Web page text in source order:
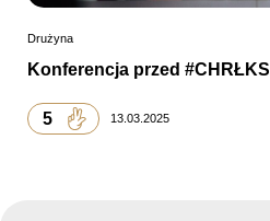
Drużyna
Konferencja przed #CHRŁKS
5 13.03.2025